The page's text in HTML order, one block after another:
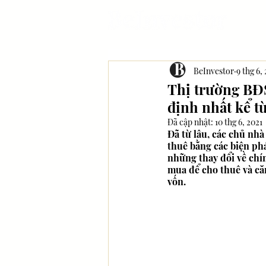
Thị trường
định nhất kể
BeInvestor 9 thg 6,
Đã cập nhật: 10 thg 6, 2021
Đã từ lâu, các chủ
thuê bằng các biện
những thay đổi về
mua để cho thuê và
vốn.